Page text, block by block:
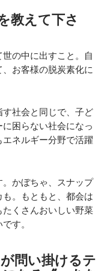
教えて下さ
の中に出すこと。自
お客様の脱炭素化に
社会と同じで、子ど
困らない社会になっ
ネルギー分野で活躍
かぼちゃ、スナップ
。もともと、都会は
くさんおいしい野菜
す。
問い掛けるテ